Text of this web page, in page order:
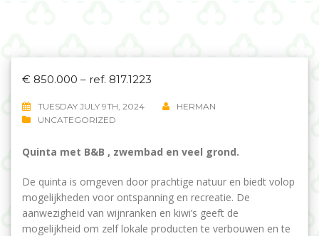
€ 850.000 – ref. 817.1223
TUESDAY JULY 9TH, 2024
HERMAN
UNCATEGORIZED
Quinta met B&B , zwembad en veel grond.
De quinta is omgeven door prachtige natuur en biedt volop
mogelijkheden voor ontspanning en recreatie. De
aanwezigheid van wijnranken en kiwi’s geeft de
mogelijkheid om zelf lokale producten te verbouwen en te